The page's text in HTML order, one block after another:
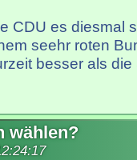
CDU es diesmal
seehr roten
besser als die
wählen?